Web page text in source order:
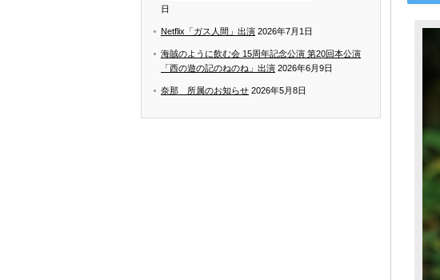
日
Netflix「ガス人間」出演 2026年7月1日
海賊のように飲む会 15周年記念公演 第20回本公演
「西の遊の記のねのね」出演 2026年6月9日
奈那 所属のお知らせ 2026年5月8日